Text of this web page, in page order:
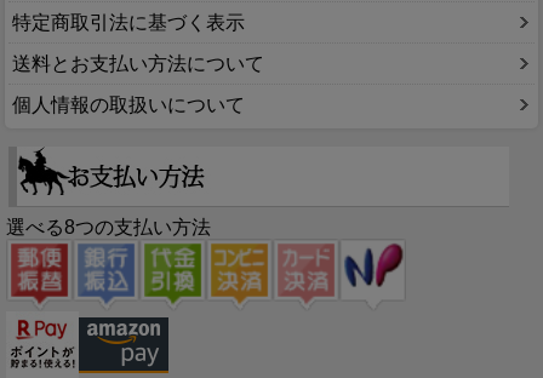
特定商取引法に基づく表示
送料とお支払い方法について
個人情報の取扱いについて
選べる8つの支払い方法